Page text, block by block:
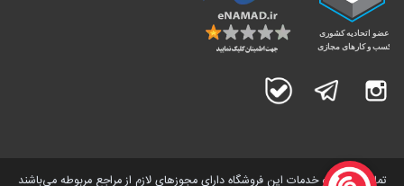
اینستاگرام تلگرام
تمامی کالاها و خدمات این فروشگاه دارای مجوز‌های لازم از مراجع مربوطه می‌باشند